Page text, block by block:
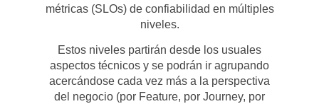
métricas (SLOs) de confiabilidad en múltiples
niveles.
Estos niveles partirán desde los usuales
aspectos técnicos y se podrán ir agrupando
acercándose cada vez más a la perspectiva
del negocio (por Feature, por Journey, por